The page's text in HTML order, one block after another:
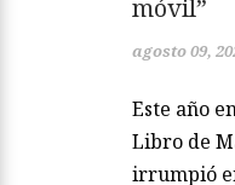
móvil”
agosto 09,
Este año
Libro de
irrumpió